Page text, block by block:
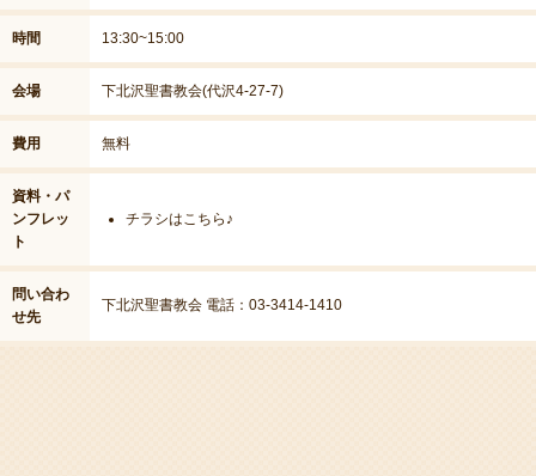
時間 13:30~15:00
会場 下北沢聖書教会(代沢4-27-7)
費用 無料
資料・パ
ンフレッ
ト
チラシはこちら♪
問い合わ
せ先
下北沢聖書教会 電話：03-3414-1410